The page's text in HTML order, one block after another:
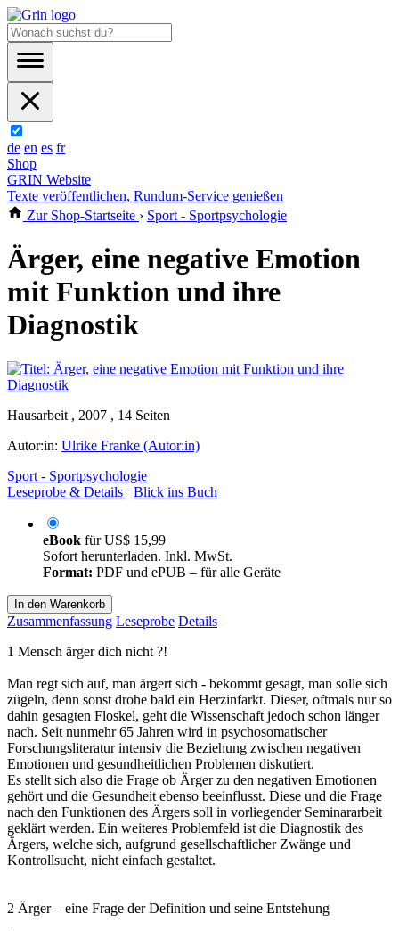
de en es fr
Shop
GRIN Website
Texte veröffentlichen, Rundum-Service genießen
Zur Shop-Startseite › Sport - Sportpsychologie
Ärger, eine negative Emotion
mit Funktion und ihre
Diagnostik
Hausarbeit , 2007 , 14 Seiten
Autor:in: Ulrike Franke (Autor:in)
Sport - Sportpsychologie
Leseprobe & Details
Blick ins Buch
eBook fürUS$ 15,99
Sofort herunterladen. Inkl. MwSt.
Format: PDF und ePUB – für alle Geräte
In den Warenkorb
Zusammenfassung Leseprobe Details
1 Mensch ärger dich nicht ?!
Man regt sich auf, man ärgert sich - bekommt gesagt, man solle sich
zügeln, denn sonst drohe bald ein Herzinfarkt. Dieser, oftmals nur so
dahin gesagten Floskel, geht die Wissenschaft jedoch schon länger
nach. Seit nunmehr 65 Jahren wird in psychosomatischer
Forschungsliteratur intensiv die Beziehung zwischen negativen
Emotionen und gesundheitlichen Problemen diskutiert.
Es stellt sich also die Frage ob Ärger zu den negativen Emotionen
gehört und die Gesundheit ebenso beeinflusst. Diese und die Frage
nach den Funktionen des Ärgers soll in vorliegender Seminararbeit
geklärt werden. Ein weiteres Problemfeld ist die Diagnostik des
Ärgers, welche sich, aufgrund gesellschaftlicher Zwänge und
Kontrollsucht, nicht einfach gestaltet.
2 Ärger – eine Frage der Definition und seine Entstehung